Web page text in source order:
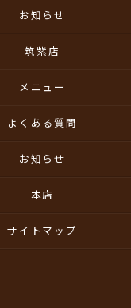
お知らせ
筑紫店
メニュー
よくある質問
お知らせ
本店
サイトマップ